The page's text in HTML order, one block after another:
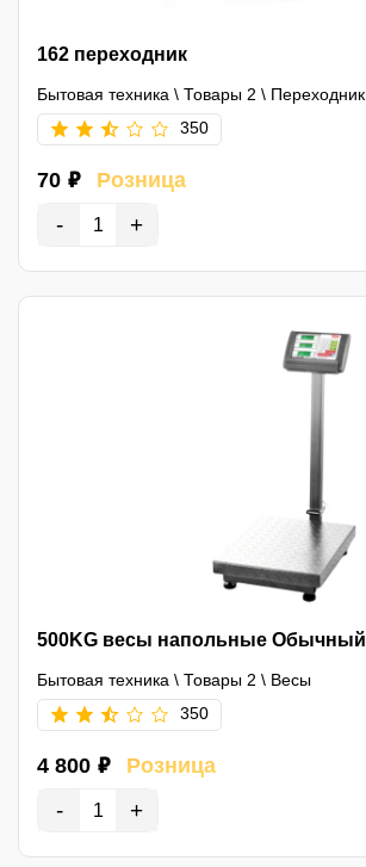
162 переходник
Бытовая техника \ Товары 2 \ Переходник
350
70 ₽ Розница
- +
500KG весы напольные Обычный
Бытовая техника \ Товары 2 \ Весы
350
4 800 ₽ Розница
- +